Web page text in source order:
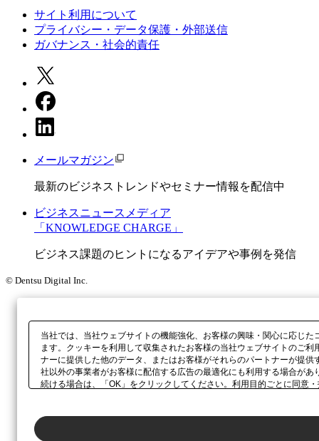
サイト利用について
プライバシー・データ保護・外部送信
ガバナンス・社会的責任
メールマガジン
最新のビジネストレンドやセミナー情報を配信中
ビジネスニュースメディア
「KNOWLEDGE CHARGE」
ビジネス課題のヒントになるアイデアや事例を発信
© Dentsu Digital Inc.
当社では、当社ウェブサイトの機能強化、お客様の興味・関心に応じ
ます。クッキーを利用して収集されたお客様の当社ウェブサイトのご
ナーに提供した他のデータ、またはお客様がそれらのパートナーが提
社以外の事業者がお客様に配信する広告の最適化にも利用する場合が
続ける場合は、「OK」をクリックしてください。利用目的ごとに同意